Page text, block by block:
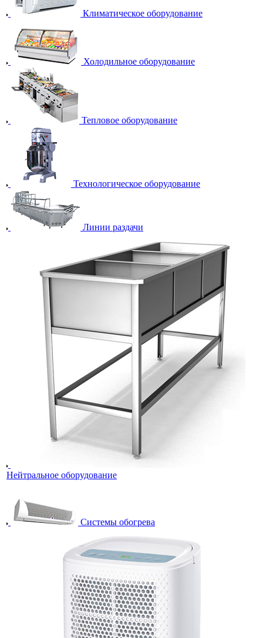
Климатическое оборудование
Холодильное оборудование
Тепловое оборудование
Технологическое оборудование
Линии раздачи
Нейтральное оборудование
Системы обогрева